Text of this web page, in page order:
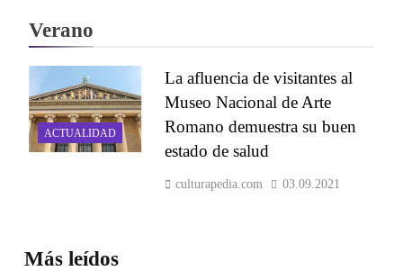
Más leídos
Verano
ACTUALIDAD
La afluencia de visitantes al
Museo Nacional de Arte
Romano demuestra su buen
estado de salud
culturapedia.com 03.09.2021